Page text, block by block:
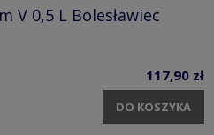
V 0,5 L Bolesławiec
117,90 zł
DO KOSZYKA